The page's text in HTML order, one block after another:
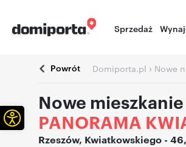
Sprzedaż
Powrót Domiporta.pl › Nowe
Nowe
PANORAMA
Rzeszów, Kwiatkowskiego -
Otwórz pasek narzędzi